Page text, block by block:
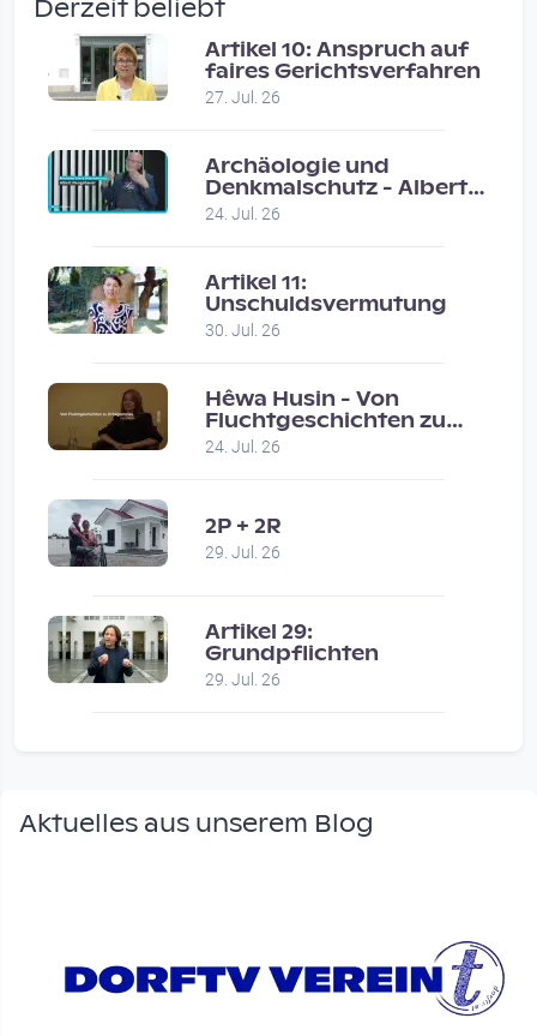
Vor 2 weeks 1 day
Coole Sendung, tolle…
Vor 1 month 1 week
Eure Show war super :-)…
Vor 1 month 1 week
Derzeit beliebt
Artikel 10: Anspruch auf
faires Gerichtsverfahren
27. Jul. 26
Archäologie und
Denkmalschutz - Albert
Neugebauer / Studio
24. Jul. 26
Artikel 11:
Unschuldsvermutung
30. Jul. 26
Hêwa Husin - Von
Fluchtgeschichten zu
Erfolgsstories
24. Jul. 26
2P + 2R
29. Jul. 26
Artikel 29:
Grundpflichten
29. Jul. 26
Aktuelles aus unserem Blog